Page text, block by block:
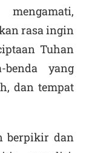
rasa ingin
Tuhan
benda yang
dan tempat
berpikir dan